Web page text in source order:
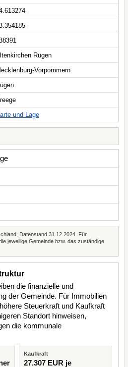
Rügen
Vorpommern
und Lage
Datenstand 31.12.2024. Für
jeweilige Gemeinde bzw. das zuständige
die finanzielle und
der Gemeinde. Für Immobilien
Steuerkraft und Kaufkraft
Standort hinweisen,
die kommunale
Kaufkraft
27.307 EUR je